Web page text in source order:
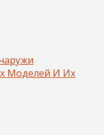
Моделей И Их